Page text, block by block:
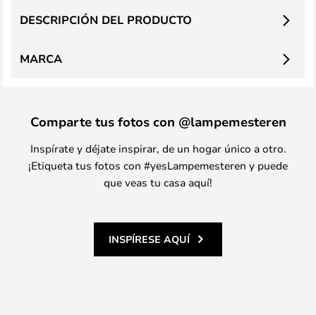
DESCRIPCIÓN DEL PRODUCTO
MARCA
Comparte tus fotos con @lampemesteren
Inspírate y déjate inspirar, de un hogar único a otro.
¡Etiqueta tus fotos con #yesLampemesteren y puede
que veas tu casa aquí!
INSPÍRESE AQUÍ